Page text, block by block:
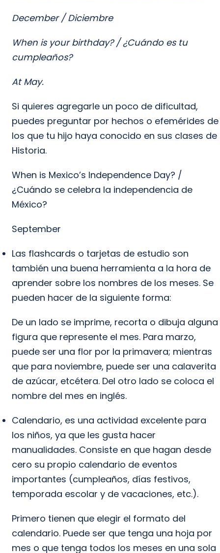
December / Diciembre
When is your birthday? / ¿Cuándo es tu
cumpleaños?
At May.
Si quieres agregarle un poco de dificultad,
puedes preguntar por hechos o efemérides de
los que tu hijo haya conocido en sus clases de
Historia.
When is Mexico’s Independence Day? /
¿Cuándo se celebra la independencia de
México?
September
Las flashcards o tarjetas de estudio son
también una buena herramienta a la hora de
aprender sobre los nombres de los meses. Se
pueden hacer de la siguiente forma:
De un lado se imprime, recorta o dibuja alguna
figura que represente el mes. Para marzo,
puede ser una flor por la primavera; mientras
que para noviembre, puede ser una calaverita
de azúcar, etcétera. Del otro lado se coloca el
nombre del mes en inglés.
Calendario, es una actividad excelente para
los niños, ya que les gusta hacer
manualidades. Consiste en que hagan desde
cero su propio calendario de eventos
importantes (cumpleaños, días festivos,
temporada escolar y de vacaciones, etc.).
Primero tienen que elegir el formato del
calendario. Puede ser que tenga una hoja por
mes o que tenga todos los meses en una sola